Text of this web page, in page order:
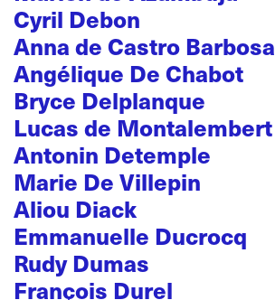
Cyril Debon
Anna de Castro Barbosa
Angélique De Chabot
Bryce Delplanque
Lucas de Montalembert
Antonin Detemple
Marie De Villepin
Aliou Diack
Emmanuelle Ducrocq
Rudy Dumas
François Durel